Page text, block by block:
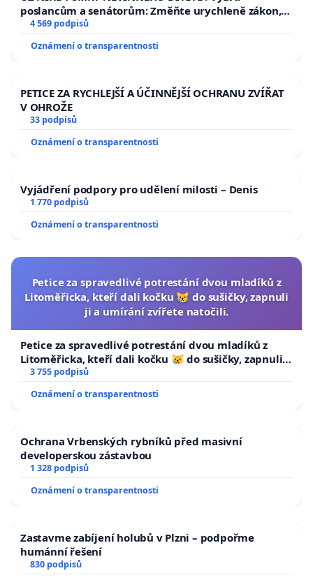
poslancům a senátorům: Změňte urychleně zákon,
aby se tragédie malé Viktorky už nemohla opakovat!
4 569 podpisů
Oznámení o transparentnosti
PETICE ZA RYCHLEJŠÍ A ÚČINNĚJŠÍ OCHRANU ZVÍŘAT
V OHROŽE
33 podpisů
Oznámení o transparentnosti
Vyjádření podpory pro udělení milosti – Denis
1 770 podpisů
Oznámení o transparentnosti
Petice za spravedlivé potrestání dvou mladíků z
Litoměřicka, kteří dali kočku 😿 do sušičky, zapnuli
ji a umírání zvířete natočili.
Petice za spravedlivé potrestání dvou mladíků z
Litoměřicka, kteří dali kočku 😿 do sušičky, zapnuli ji
a umírání zvířete natočili.
3 755 podpisů
Oznámení o transparentnosti
Ochrana Vrbenských rybníků před masivní
developerskou zástavbou
1 328 podpisů
Oznámení o transparentnosti
Zastavme zabíjení holubů v Plzni – podpořme
humánní řešení
830 podpisů